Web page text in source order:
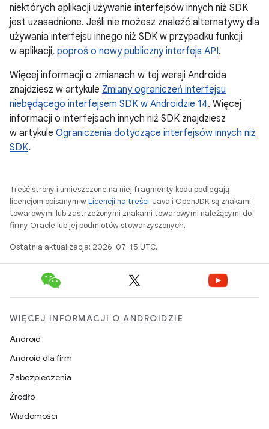
niektórych aplikacji używanie interfejsów innych niż SDK
jest uzasadnione. Jeśli nie możesz znaleźć alternatywy dla
używania interfejsu innego niż SDK w przypadku funkcji
w aplikacji, poproś o nowy publiczny interfejs API.
Więcej informacji o zmianach w tej wersji Androida
znajdziesz w artykule Zmiany ograniczeń interfejsu
niebędącego interfejsem SDK w Androidzie 14. Więcej
informacji o interfejsach innych niż SDK znajdziesz
w artykule Ograniczenia dotyczące interfejsów innych niż
SDK.
Treść strony i umieszczone na niej fragmenty kodu podlegają
licencjom opisanym wLicencji na treści. Java i OpenJDK są znakami
towarowymi lub zastrzeżonymi znakami towarowymi należącymi do
firmy Oracle lub jej podmiotów stowarzyszonych.
Ostatnia aktualizacja: 2026-07-15 UTC.
WIĘCEJ INFORMACJI O ANDROIDZIE
Android
Android dla firm
Zabezpieczenia
Źródło
Wiadomości